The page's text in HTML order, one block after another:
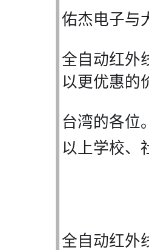
佑杰电子与
全自动红外
以更优惠的
台湾的各位
以上学校、
全自动红外